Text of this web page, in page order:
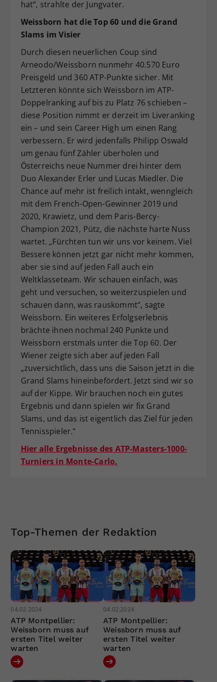
hat“, strahlte der Jungvater.
Weissborn hat die Top 60 und die Grand
Slams im Visier
Durch diesen neuerlichen Coup sind
Arneodo/Weissborn nunmehr 40.570 Euro
Preisgeld und 360 ATP-Punkte sicher. Mit
Letzteren könnte sich Weissborn im ATP-
Doppelranking auf bis zu Platz 76 schieben –
diese Position nimmt er derzeit im Liveranking
ein – und sein Career High um einen Rang
verbessern. Er wird jedenfalls Philipp Oswald
um genau fünf Zähler überholen und
Österreichs neue Nummer drei hinter dem
Duo Alexander Erler und Lucas Miedler. Die
Chance auf mehr ist freilich intakt, wenngleich
mit dem French-Open-Gewinner 2019 und
2020, Krawietz, und dem Paris-Bercy-
Champion 2021, Pütz, die nächste harte Nuss
wartet. „Fürchten tun wir uns vor keinem. Viel
Bessere können jetzt gar nicht mehr kommen,
aber sie sind auf jeden Fall auch ein
Weltklasseteam. Wir schauen einfach, was
geht und versuchen, so weiterzuspielen und
schauen dann, was rauskommt“, sagte
Weissborn. Ein weiteres Erfolgserlebnis
brächte ihnen nochmal 240 Punkte und
Weissborn erstmals unter die Top 60. Der
Wiener zeigte sich aber auf jeden Fall
„zuversichtlich, dass uns die Saison jetzt in die
Grand Slams hineinbefördert. Jetzt sind wir so
auf der Kippe. Wir brauchen noch ein gutes
Ergebnis und dann spielen wir fix Grand
Slams, und das ist eigentlich das Ziel für jeden
Tennisspieler.“
Hier alle Ergebnisse des ATP-Masters-1000-
Turniers in Monte-Carlo.
Top-Themen der Redaktion
04.02.2024
ATP Montpellier:
Weissborn muss auf
ersten Titel weiter
warten
04.02.2024
ATP Montpellier:
Weissborn muss auf
ersten Titel weiter
warten